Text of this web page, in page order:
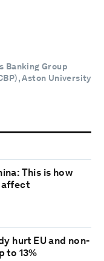
Banking Group
Aston University
This is how
affect
hurt EU and non-
to 13%